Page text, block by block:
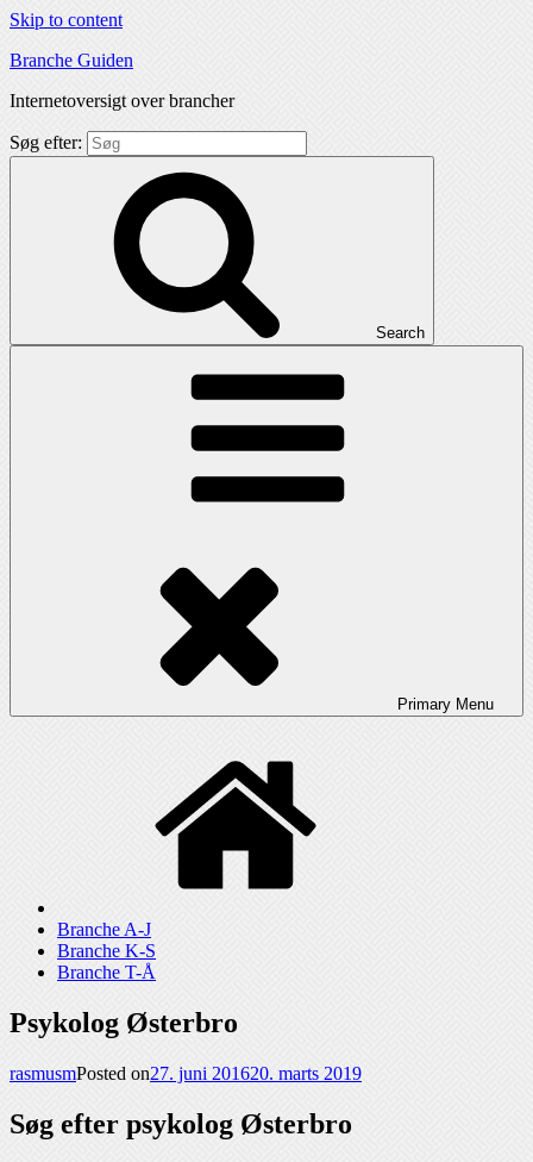
Skip to content
Branche Guiden
Internetoversigt over brancher
Søg efter:
Search
Primary Menu
Branche A-J
Branche K-S
Branche T-Å
Psykolog Østerbro
rasmusmPosted on27. juni 201620. marts 2019
Søg efter psykolog Østerbro